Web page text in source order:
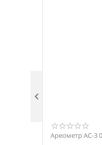
Ареометр АС-3
